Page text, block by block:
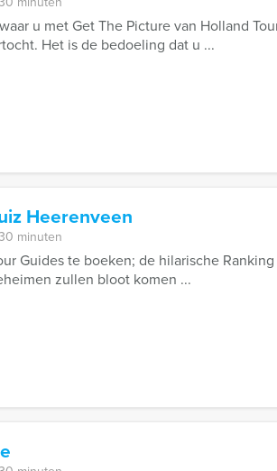
u met Get The Picture van Holland
Het is de bedoeling dat u ...
Heerenveen
minuten
Guides te boeken; de hilarische
zullen bloot komen ...